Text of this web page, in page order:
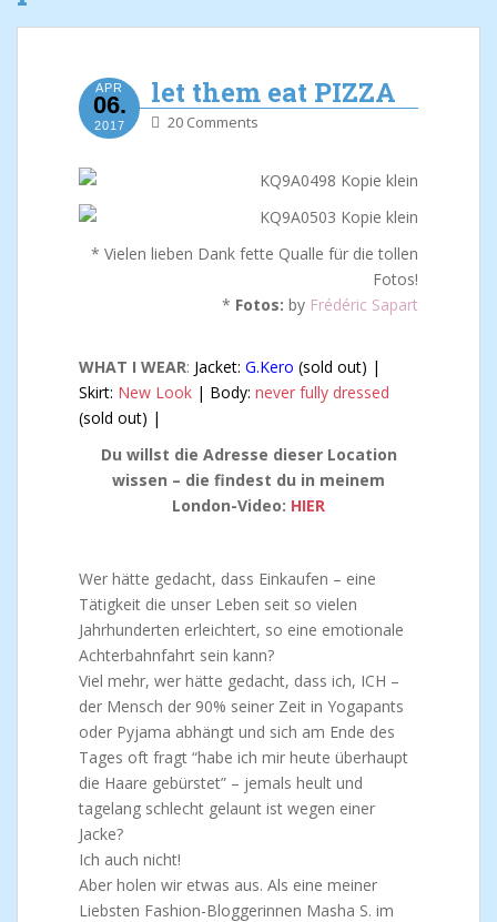
APR
06.
2017
let them eat PIZZA
20 Comments
* Vielen lieben Dank fette Qualle für die tollen
Fotos!
* Fotos: by Frédéric Sapart
WHAT I WEAR: Jacket: G.Kero (sold out) |
Skirt: New Look | Body: never fully dressed
(sold out) |
Du willst die Adresse dieser Location
wissen – die findest du in meinem
London-Video: HIER
Wer hätte gedacht, dass Einkaufen – eine
Tätigkeit die unser Leben seit so vielen
Jahrhunderten erleichtert, so eine emotionale
Achterbahnfahrt sein kann?
Viel mehr, wer hätte gedacht, dass ich, ICH –
der Mensch der 90% seiner Zeit in Yogapants
oder Pyjama abhängt und sich am Ende des
Tages oft fragt “habe ich mir heute überhaupt
die Haare gebürstet” – jemals heult und
tagelang schlecht gelaunt ist wegen einer
Jacke?
Ich auch nicht!
Aber holen wir etwas aus. Als eine meiner
Liebsten Fashion-Bloggerinnen Masha S. im